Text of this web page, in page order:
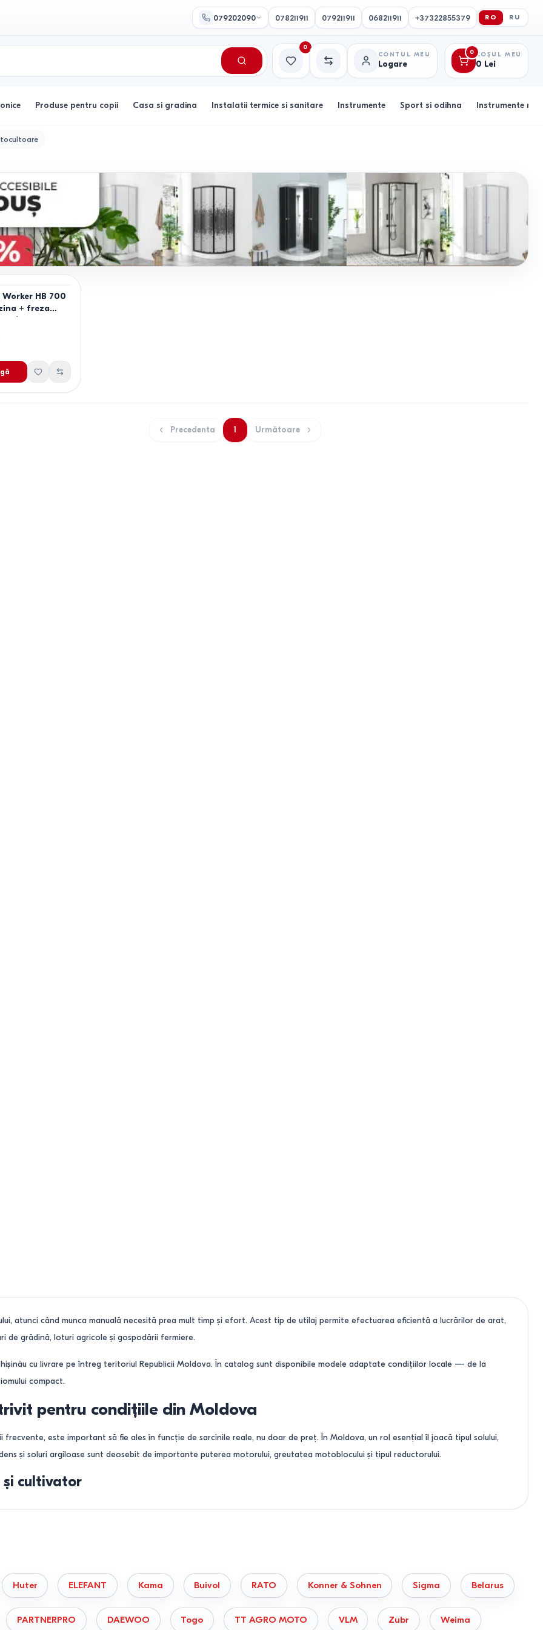
079202090 078211911 079211911 068211911 +37322855379 RO RU
Favorite
0
Comparație
CONTUL MEU
Logare
0 COȘUL MEU
0 Lei
Produse pentru copii Casa si gradina Instalatii termice si sanitare Instrumente Sport si odihna Instrumente
HB 700
+ freza
Precedenta 1 Următoare
atunci când munca manuală necesită prea mult timp și efort. Acest tip de utilaj permite efectuarea eficientă a lucrărilor de arat,
de grădină, loturi agricole și gospodării fermiere.
cu livrare pe întreg teritoriul Republicii Moldova. În catalog sunt disponibile modele adaptate condițiilor locale — de la
compact.
pentru condițiile din Moldova
este important să fie ales în funcție de sarcinile reale, nu doar de preț. În Moldova, un rol esențial îl joacă tipul solului,
și soluri argiloase sunt deosebit de importante puterea motorului, greutatea motoblocului și tipul reductorului.
cultivator
și întreținerii straturilor. Este potrivit pentru suprafețe mici și nu este conceput pentru sarcini grele. Motoblocul este un utilaj
terenului
de manevrat.
pentru lucrări regulate.
pe sol greu.
Huter ELEFANT Kama Buivol RATO Konner & Sohnen Sigma Belarus
PARTNERPRO DAEWOO Togo TT AGRO MOTO VLM Zubr Weima